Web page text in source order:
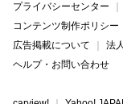
プライバシーセンター
コンテンツ制作ポリシー
広告掲載について
法
ヘルプ・お問い合わせ